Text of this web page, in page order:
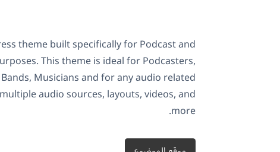
theme built specifically for Podcast and
This theme is ideal for Podcasters,
Musicians and for any audio related
audio sources, layouts, videos, and
more.